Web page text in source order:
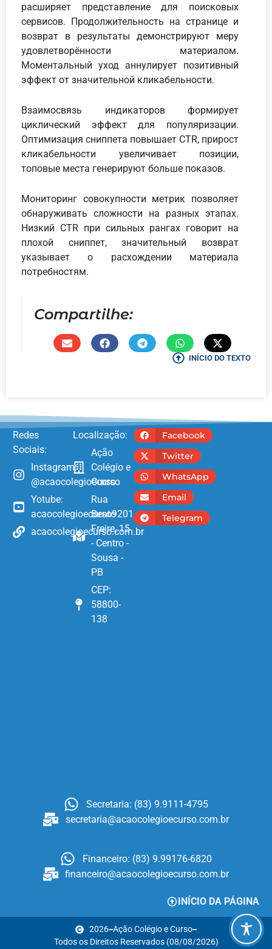
расширяет представление для поисковых
сервисов. Продолжительность на странице и
возврат в результаты демонстрируют меру
удовлетворённости материалом.
Моментальный уход аннулирует позитивный
эффект от значительной кликабельности.
Взаимосвязь индикаторов формирует
циклический эффект для популяризации.
Оптимизация сниппета повышает CTR, прирост
кликабельности увеличивает позиции,
топовые места генерируют больше показов.
Мониторинг совокупности метрик позволяет
обнаруживать сложности на разных этапах.
Низкий CTR при сильных рангах говорит на
плохой сниппет, значительный возврат
указывает о расхождении материала
потребностям.
Compartilhe:
INÍCIO DO TEXTO
Redes
Sociais:
Instagram:
@acaocolegioecurso
Yotube:
acaocolegioecurso9201
acaocolegioecurso.com.br
Localização:
Ação
Colégio e
Curso
Rua
Bento
Freire, 15
- Centro -
Sousa -
PB
CEP:
58800-
138
Facebook
Twitter
WhatsApp
Email
Telegram
Secretaria: (83) 9.9111-4795
secretaria@acaocolegioecurso.com.br
Financeiro: (83) 9.99176-6820
financeiro@acaocolegioecurso.com.br
INÍCIO DA PÁGINA
2026 Ação Colégio e Curso
Todos os Direitos Reservados (08/08/2026)